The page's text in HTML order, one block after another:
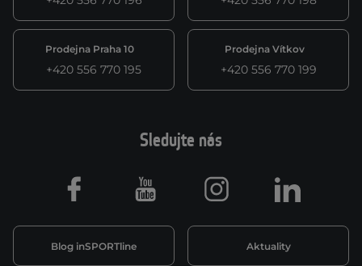
Prodejna Praha 10
+420 556 770 195
Prodejna Vítkov
+420 556 770 199
Sledujte nás
Blog inSPORTline Aktuality
Facebook Youtube Instagram LinkedIn